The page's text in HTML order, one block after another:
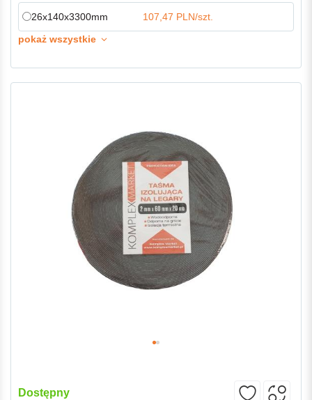
26x140x3300mm
107,47 PLN/szt.
pokaż wszystkie
Dostępny